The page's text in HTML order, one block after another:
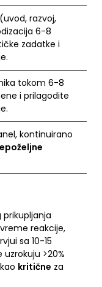
razvoj,
6-8
zadatke i
tokom 6-8
i prilagodite
kontinuirano
reakcije,
sa 10-15
>20%
kritične za